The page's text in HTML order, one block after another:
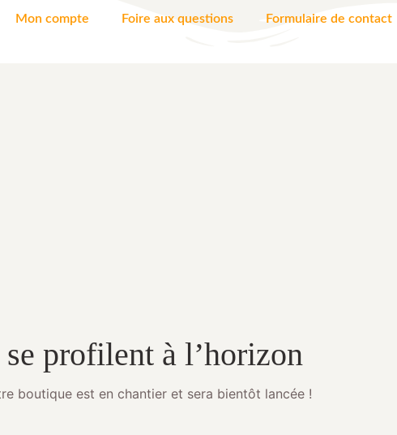
Mon compte Foire aux questions Formulaire de contact
profilent à l’horizon
boutique est en chantier et sera bientôt lancée !